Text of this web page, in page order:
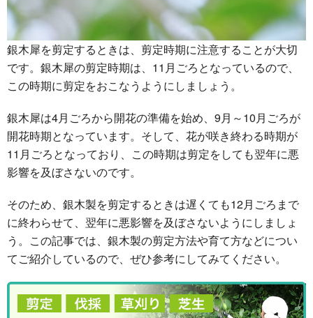
銀木犀を剪定するときは、剪定時期に注意することが大切
です。銀木犀の剪定時期は、11月ごろとなっているので、
この時期に剪定をおこなうようにしましょう。
銀木犀は4月ごろから開花の準備を始め、9月～10月ごろが
開花時期となっています。そして、花が咲き終わる時期が
11月ごろとなっており、この時期は剪定をしても翌年に悪
影響を及ぼさないのです。
そのため、銀木製を剪定するときは遅くても12月ごろまで
に終わらせて、翌年に悪影響を及ぼさないようにしましょ
う。この記事では、銀木製の剪定方法や育て方などについ
てご紹介しているので、ぜひ参考にしてみてください。